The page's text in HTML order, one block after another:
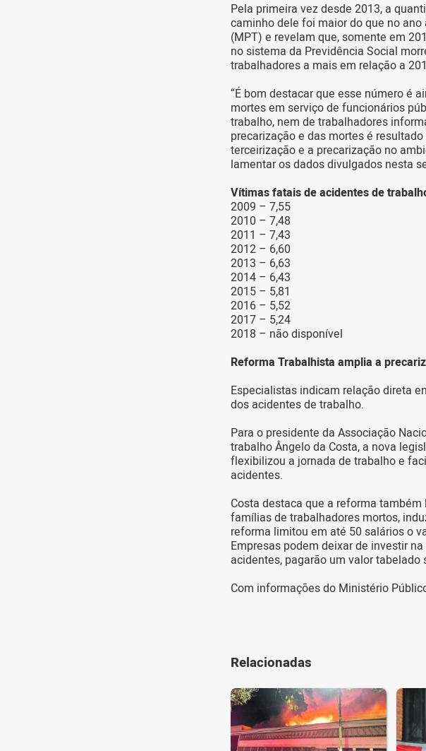
Pela primeira vez desde 2013, a
caminho dele foi maior do que no
(MPT) e revelam que, somente em
no sistema da Previdência Social
trabalhadores a mais em relação a
“É bom destacar que esse número é
mortes em serviço de funcionários
trabalho, nem de trabalhadores
precarização e das mortes é
terceirização e a precarização no
lamentar os dados divulgados nesta
Vítimas fatais de acidentes de
2009 – 7,55
2010 – 7,48
2011 – 7,43
2012 – 6,60
2013 – 6,63
2014 – 6,43
2015 – 5,81
2016 – 5,52
2017 – 5,24
2018 – não disponível
Reforma Trabalhista amplia a
Especialistas indicam relação direta
dos acidentes de trabalho.
Para o presidente da Associação
trabalho Ângelo da Costa, a nova
flexibilizou a jornada de trabalho e
acidentes.
Costa destaca que a reforma
famílias de trabalhadores mortos,
reforma limitou em até 50 salários o
Empresas podem deixar de investir
acidentes, pagarão um valor
Com informações do Ministério
Relacionadas